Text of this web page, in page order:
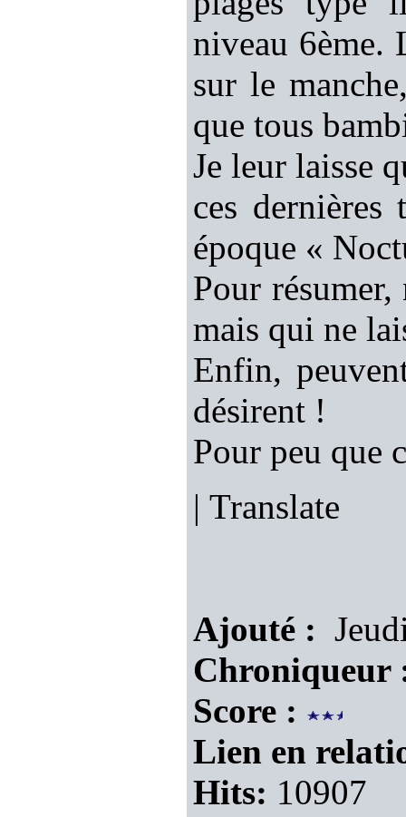
niveau 6ème.
sur le
que tous
Je leur laisse
ces
époque «
Pour
mais qui ne
Enfin,
désirent !
Pour peu que
| Translate
Ajouté :
Chroniqueur
Score :
Lien en
Hits: 10907